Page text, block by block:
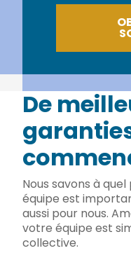
De
Nous savons à
équipe est
aussi pour nous.
votre équipe est
collective.